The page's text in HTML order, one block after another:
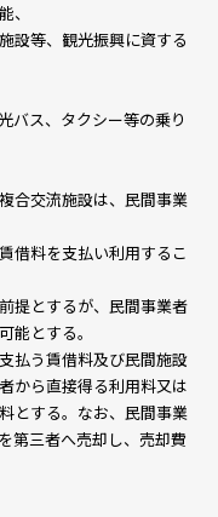
、
観光振興に資する
ス、タクシー等の乗り
合交流施設は、民間事業
借料を支払い利用するこ
提とするが、民間事業者
能とする。
払う賃借料及び民間施設
から直接得る利用料又は
とする。なお、民間事業
第三者へ売却し、売却費